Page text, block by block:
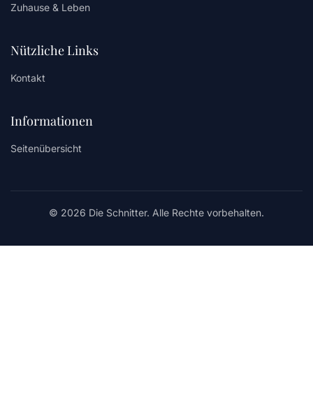
Zuhause & Leben
Nützliche Links
Kontakt
Informationen
Seitenübersicht
© 2026 Die Schnitter. Alle Rechte vorbehalten.